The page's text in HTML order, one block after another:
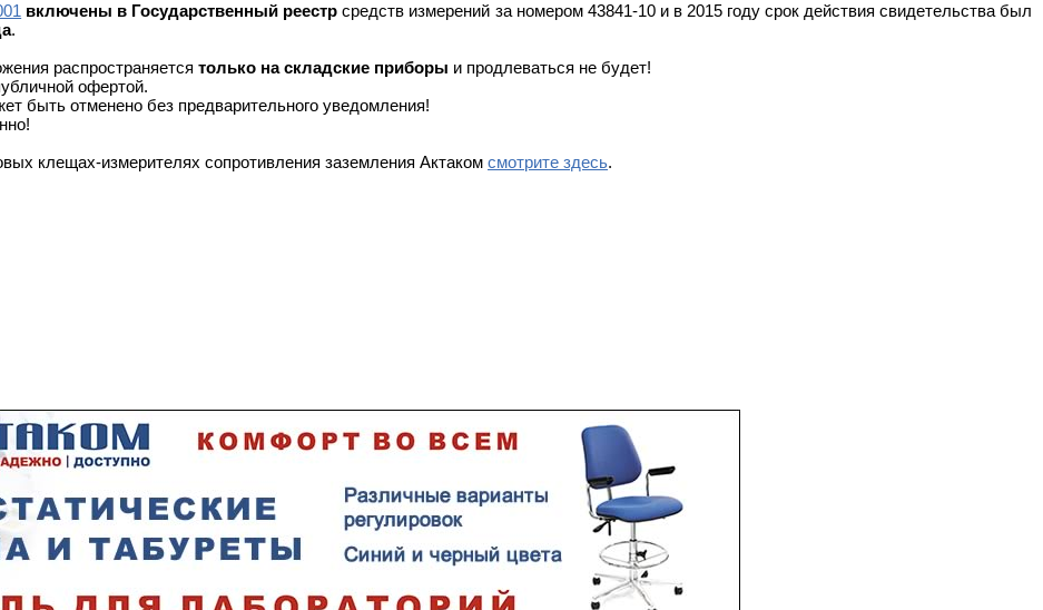
включены в Государственный реестр средств измерений за номером 43841-10 и в 2015 году срок действия свидетельства был
.
распространяется только на складские приборы и продлеваться не будет!
офертой.
быть отменено без предварительного уведомления!
клещах-измерителях сопротивления заземления Актаком смотрите здесь.